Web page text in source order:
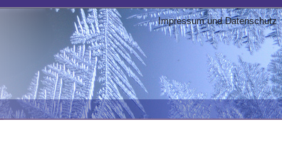
Impressum und Datenschutz